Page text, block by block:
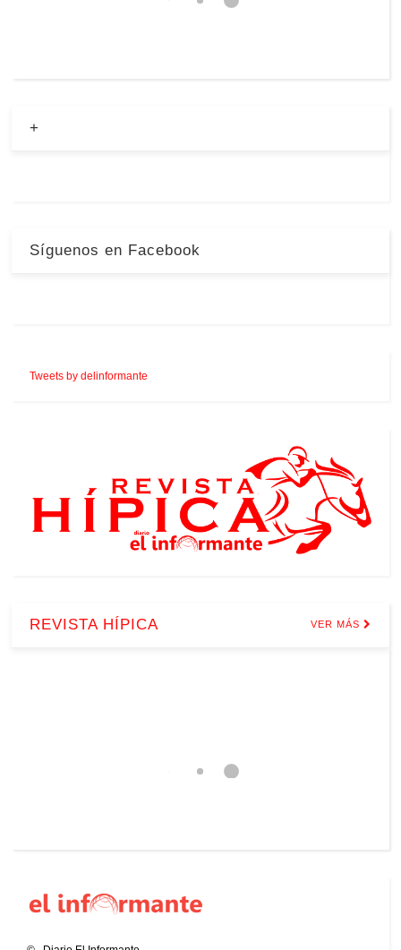
+
Síguenos en Facebook
Tweets by delinformante
REVISTA HÍPICA VER MÁS